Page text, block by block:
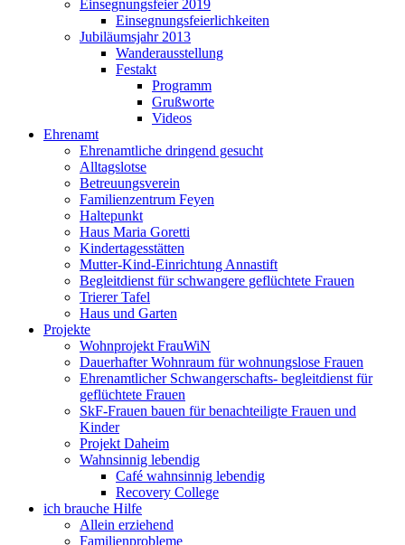
Einsegnungsfeier 2019
Einsegnungsfeierlichkeiten
Jubiläumsjahr 2013
Wanderausstellung
Festakt
Programm
Grußworte
Videos
Ehrenamt
Ehrenamtliche dringend gesucht
Alltagslotse
Betreuungsverein
Familienzentrum Feyen
Haltepunkt
Haus Maria Goretti
Kindertagesstätten
Mutter-Kind-Einrichtung Annastift
Begleitdienst für schwangere geflüchtete Frauen
Trierer Tafel
Haus und Garten
Projekte
Wohnprojekt FrauWiN
Dauerhafter Wohnraum für wohnungslose Frauen
Ehrenamtlicher Schwangerschafts- begleitdienst für
geflüchtete Frauen
SkF-Frauen bauen für benachteiligte Frauen und
Kinder
Projekt Daheim
Wahnsinnig lebendig
Café wahnsinnig lebendig
Recovery College
ich brauche Hilfe
Allein erziehend
Familienprobleme